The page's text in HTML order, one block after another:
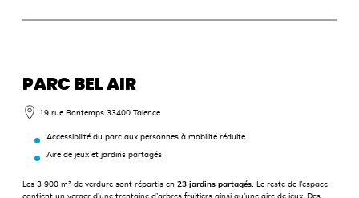
PARC BEL AIR
19 rue Bontemps 33400 Talence
Accessibilité du parc aux personnes à mobilité réduite
Aire de jeux et jardins partagés
Les 3 900 m² de verdure sont répartis en23 jardins partagés. Le reste de l’espace